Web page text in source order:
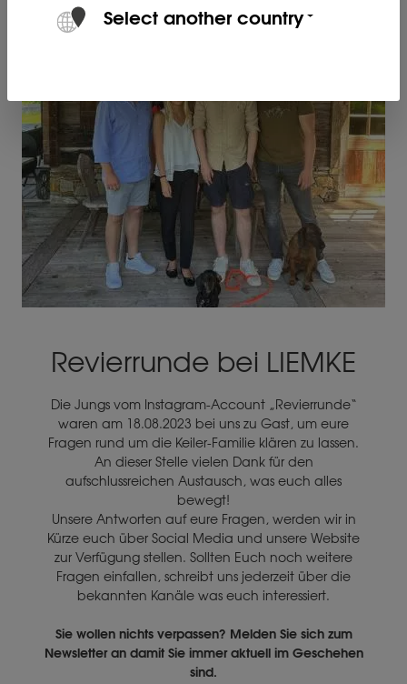
Revierrunde bei LIEMKE
Die Jungs vom Instagram-Account „Revierrunde“
waren am 18.08.2023 bei uns zu Gast, um eure
Fragen rund um die Keiler-Familie klären zu lassen.
An dieser Stelle vielen Dank für den
aufschlussreichen Austausch, was euch alles
bewegt!
Unsere Antworten auf eure Fragen, werden wir in
Kürze euch über Social Media und unsere Website
zur Verfügung stellen. Sollten Euch noch weitere
Fragen einfallen, schreibt uns jederzeit über die
bekannten Kanäle was euch interessiert.
Sie wollen nichts verpassen? Melden Sie sich zum
Newsletter an damit Sie immer aktuell im Geschehen
sind.
Select another country